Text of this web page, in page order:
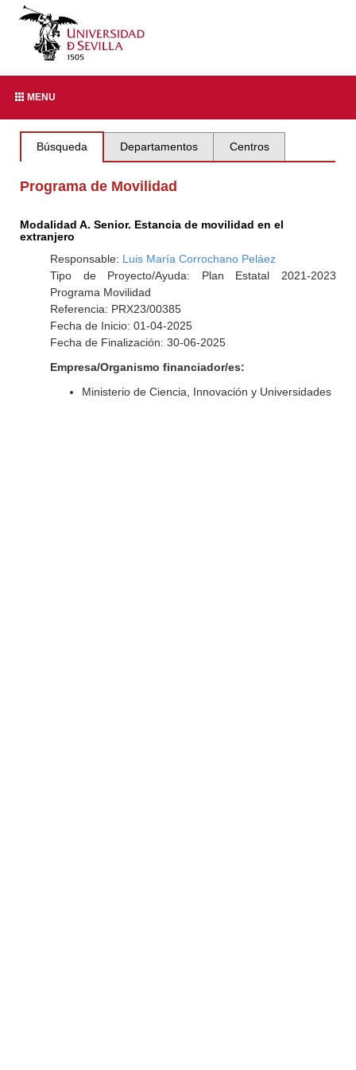
MENU
Búsqueda Departamentos Centros
Programa de Movilidad
Modalidad A. Senior. Estancia de movilidad en el
extranjero
Responsable: Luis María Corrochano Peláez
Tipo de Proyecto/Ayuda: Plan Estatal 2021-2023
Programa Movilidad
Referencia: PRX23/00385
Fecha de Inicio: 01-04-2025
Fecha de Finalización: 30-06-2025
Empresa/Organismo financiador/es:
Ministerio de Ciencia, Innovación y Universidades